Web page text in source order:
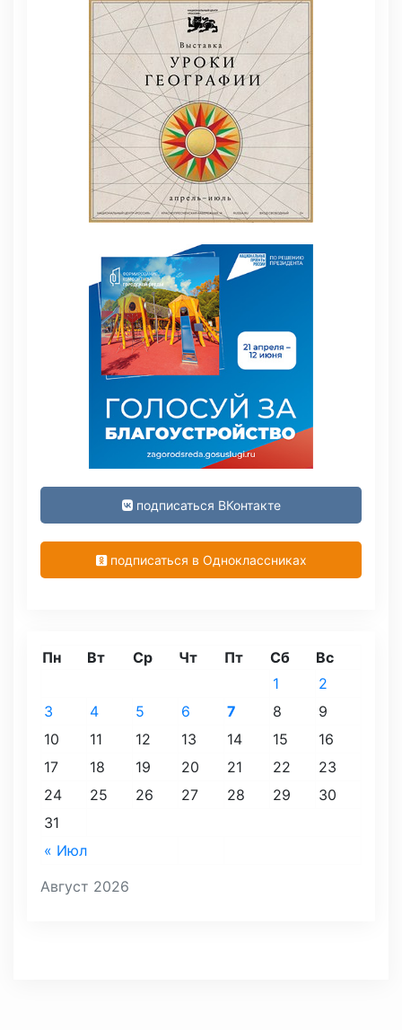
подписаться ВКонтакте
подписаться в Одноклассниках
Август 2026
Пн Вт Ср Чт Пт Сб Вс
« Июл
1
2
3
4 5 6 7 8
9
10
11 12 13 14 15
16
17
18 19 20 21 22
23
24
25 26 27 28 29
30
31